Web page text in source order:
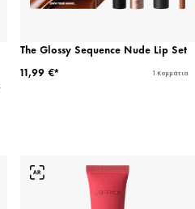
The Glossy Sequence Nude Lip Set
11,99 €*
1 Κομμάτια